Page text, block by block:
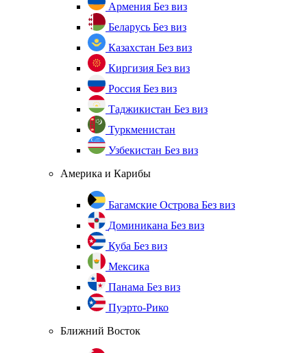
Армения Без виз
Беларусь Без виз
Казахстан Без виз
Киргизия Без виз
Россия Без виз
Таджикистан Без виз
Туркменистан
Узбекистан Без виз
Америка и Карибы
Багамские Острова Без виз
Доминикана Без виз
Куба Без виз
Мексика
Панама Без виз
Пуэрто-Рико
Ближний Восток